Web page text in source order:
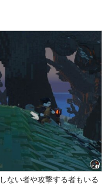
ない者や攻撃する者もいる